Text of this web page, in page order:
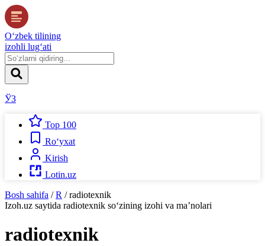
O‘zbek tilining
izohli lug‘ati
ЎЗ
Top 100
Ro‘yxat
Kirish
Lotin.uz
Bosh sahifa / R / radiotexnik
Izoh.uz saytida radiotexnik so‘zining izohi va ma’nolari
radiotexnik